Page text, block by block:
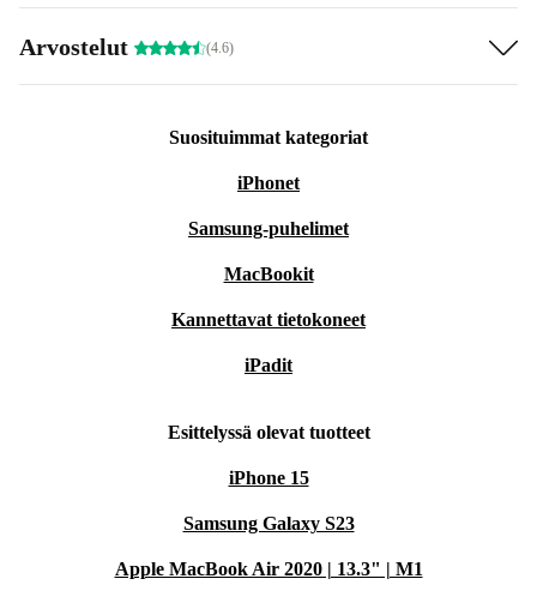
Arvostelut (4.6)
Suosituimmat kategoriat
iPhonet
Samsung-puhelimet
MacBookit
Kannettavat tietokoneet
iPadit
Esittelyssä olevat tuotteet
iPhone 15
Samsung Galaxy S23
Apple MacBook Air 2020 | 13.3" | M1